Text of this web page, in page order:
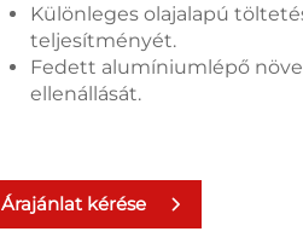
Különleges olajalapú
teljesítményét.
Fedett alumíniumlépő
ellenállását.
Árajánlat kérése